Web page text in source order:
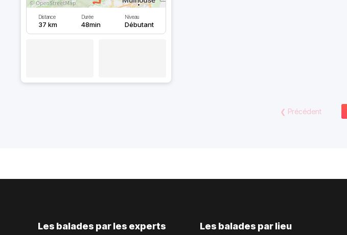
Distance
37 km
Durée
48min
Niveau
Débutant
❮ Précédent
Les balades par les experts Les balades par lieu